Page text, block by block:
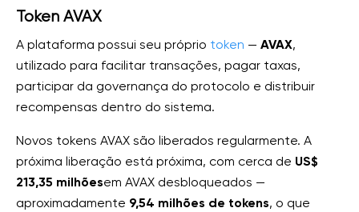
Token AVAX
A plataforma possui seu próprio token — AVAX,
utilizado para facilitar transações, pagar taxas,
participar da governança do protocolo e distribuir
recompensas dentro do sistema.
Novos tokens AVAX são liberados regularmente. A
próxima liberação está próxima, com cerca de US$
213,35 milhõesem AVAX desbloqueados —
aproximadamente 9,54 milhões de tokens, o que